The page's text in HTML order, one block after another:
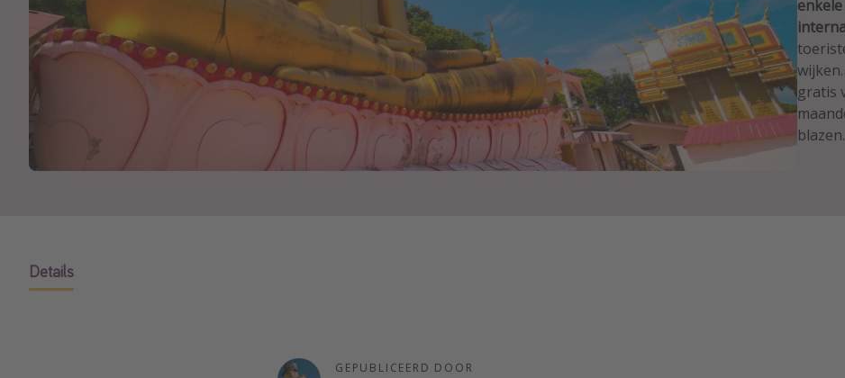
gratis
blazen.
Details
GEPUBLICEERD DOOR